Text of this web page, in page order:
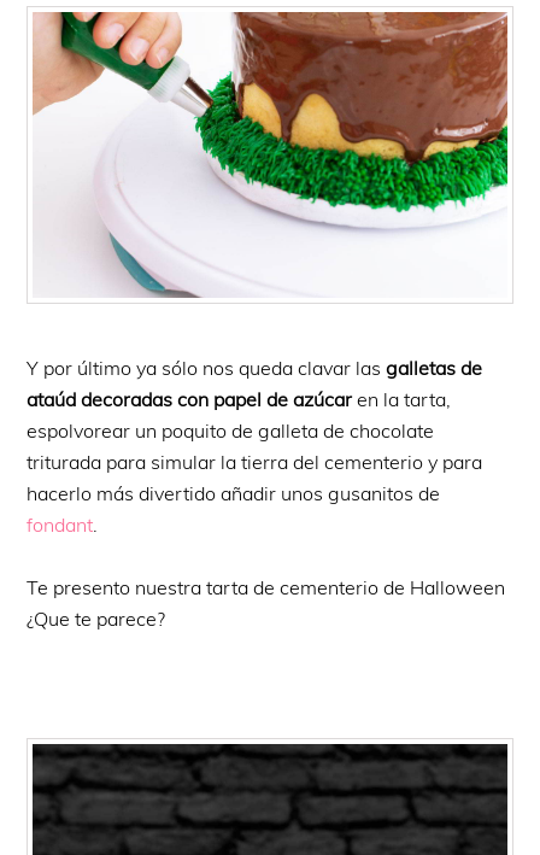
Y por último ya sólo nos queda clavar lasgalletas de
ataúd decoradas con papel de azúcaren la tarta,
espolvorear un poquito de galleta de chocolate
triturada para simular la tierra del cementerio y para
hacerlo más divertido añadir unos gusanitos de
fondant.
Te presento nuestra tarta de cementerio de Halloween
¿Que te parece?